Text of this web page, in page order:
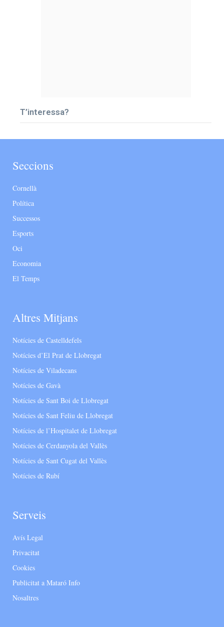
T’interessa?
Seccions
Cornellà
Política
Successos
Esports
Oci
Economia
El Temps
Altres Mitjans
Notícies de Castelldefels
Notícies d’El Prat de Llobregat
Notícies de Viladecans
Notícies de Gavà
Notícies de Sant Boi de Llobregat
Notícies de Sant Feliu de Llobregat
Notícies de l’Hospitalet de Llobregat
Notícies de Cerdanyola del Vallès
Notícies de Sant Cugat del Vallès
Notícies de Rubí
Serveis
Avís Legal
Privacitat
Cookies
Publicitat a Mataró Info
Nosaltres